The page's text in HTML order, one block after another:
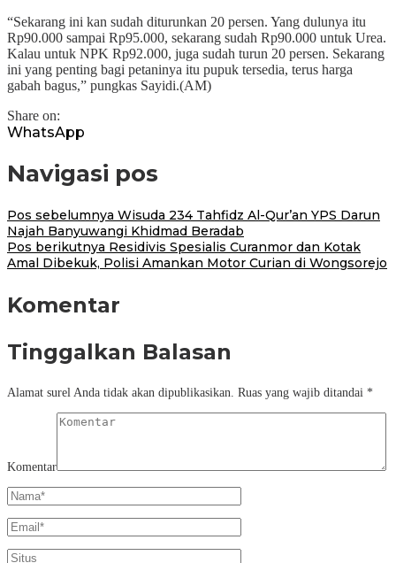
“Sekarang ini kan sudah diturunkan 20 persen. Yang dulunya itu
Rp90.000 sampai Rp95.000, sekarang sudah Rp90.000 untuk Urea.
Kalau untuk NPK Rp92.000, juga sudah turun 20 persen. Sekarang
ini yang penting bagi petaninya itu pupuk tersedia, terus harga
gabah bagus,” pungkas Sayidi.(AM)
Share on:
WhatsApp
Navigasi pos
Pos sebelumnya Wisuda 234 Tahfidz Al-Qur’an YPS Darun
Najah Banyuwangi Khidmad Beradab
Pos berikutnya Residivis Spesialis Curanmor dan Kotak
Amal Dibekuk, Polisi Amankan Motor Curian di Wongsorejo
Komentar
Tinggalkan Balasan
Alamat surel Anda tidak akan dipublikasikan. Ruas yang wajib ditandai *
Komentar